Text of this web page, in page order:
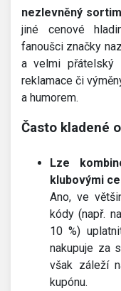
nezlevněný
jiné cenové
fanoušci značky
a velmi přátelský
reklamace či
a humorem.
Často kladené
Lze
klubovými
Ano, ve
kódy (např.
10 %)
nakupuje za
však záleží
kupónu.